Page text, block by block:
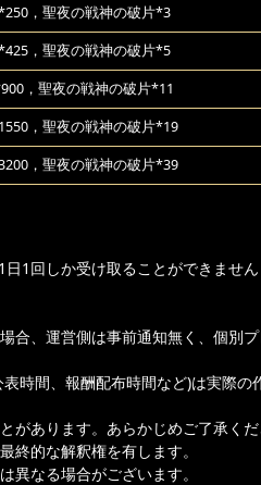
，聖夜の戦神の破片*3
，聖夜の戦神の破片*5
，聖夜の戦神の破片*11
，聖夜の戦神の破片*19
，聖夜の戦神の破片*39
1回しか受け取ることができません
合、運営側は事前通知無く、個別
時間、報酬配布時間など)は実際の
あります。あらかじめご了承くだ
的な解釈権を有します。
なる場合がございます。